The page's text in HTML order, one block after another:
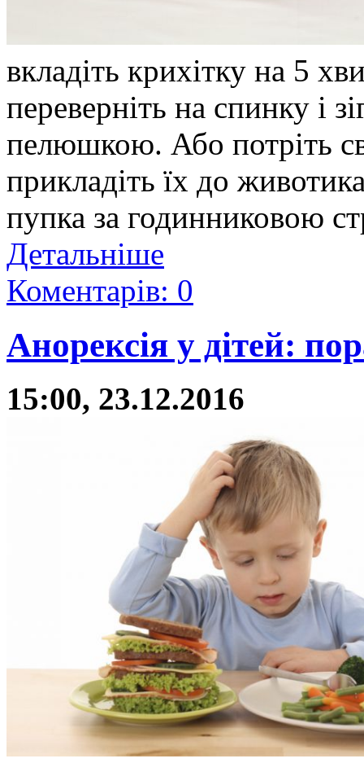
вкладіть крихітку на 5
переверніть на спинку і
пелюшкою. Або потріть
прикладіть їх до
пупка за годинниковою
Детальніше
Коментарів: 0
Анорексія у дітей:
15:00, 23.12.2016